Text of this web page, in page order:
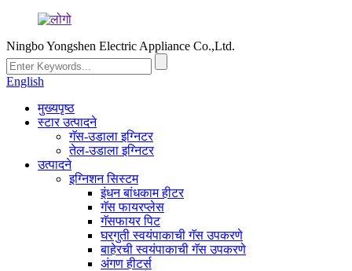
Ningbo Yongshen Electric Appliance Co.,Ltd.
English
मुख्यपृष्ठ
स्टार उत्पादने
गॅस-उडाला इग्निटर
तेल-उडाला इग्निटर
उत्पादने
इग्निशन सिस्टम
इंधन बांधकाम हीटर
गॅस फायरप्लेस
गॅसफायर पिट
घरगुती स्वयंपाकाची गॅस उपकरणे
बाहेरची स्वयंपाकाची गॅस उपकरणे
अंगण हीटर्स